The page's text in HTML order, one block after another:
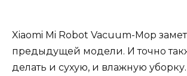
Xiaomi Mi Robot Vacuum-Mop
предыдущей модели. И точно
делать и сухую, и влажную